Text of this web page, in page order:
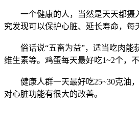
一个健康的人，当然是天天都摄入
究发现可以保护心脏、延长寿命，每
俗话说“五畜为益”，适当吃肉能获
维生素等。鸡蛋每天最好吃1~2个，
健康人群一天最好吃25~30克油，
对心脏功能有很大的改善。